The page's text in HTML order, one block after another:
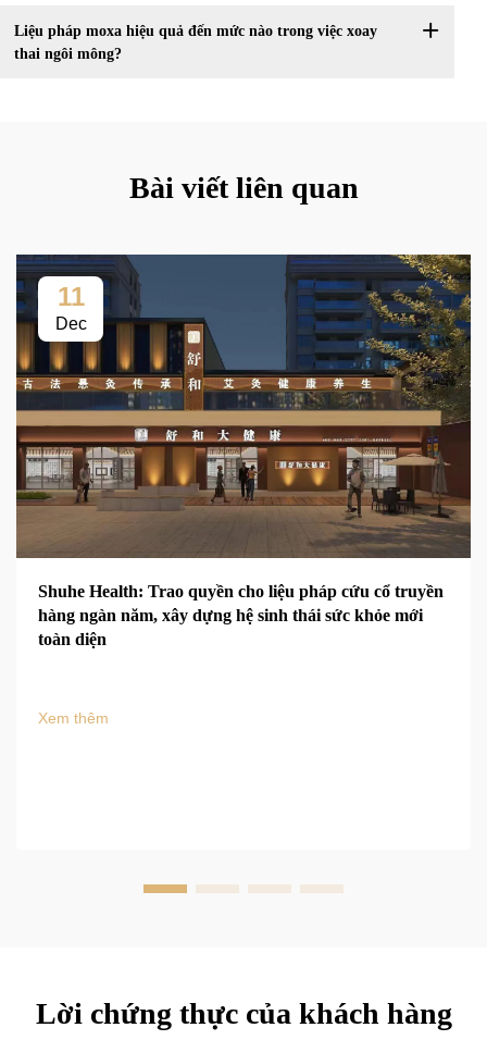
Liệu pháp moxa hiệu quả đến mức nào trong việc xoay
thai ngôi mông?
Bài viết liên quan
11
Dec
Shuhe Health: Trao quyền cho liệu pháp cứu cổ truyền
hàng ngàn năm, xây dựng hệ sinh thái sức khỏe mới
toàn diện
Xem thêm
Lời chứng thực của khách hàng